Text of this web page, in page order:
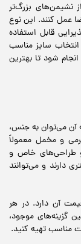
نشیمن‌های بزرگ‌تر
عمل کنند. این نوع
قابل استفاده
سایز مناسب
شود تا بهترین
آن‌ می‌توان به جنس،
و مخمل معمولاً
و طراحی‌های خاص و
دارند و می‌توانند
آن دارد. در هر
گزینه‌های موجود،
مناسب تهیه کنید.